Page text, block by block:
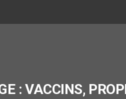
: VACCINS,